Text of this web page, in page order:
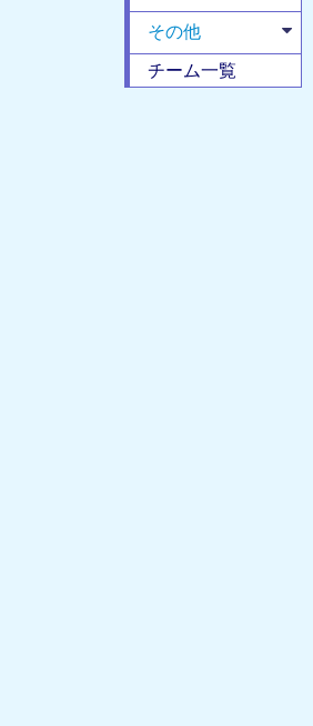
その他
チーム一覧